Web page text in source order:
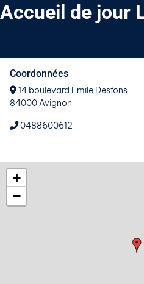
Accueil de jour
Coordonnées
14 boulevard Emile Desfons
84000 Avignon
0488600612
+
−